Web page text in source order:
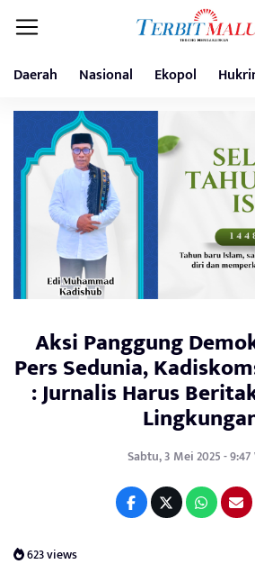
Daerah Nasional Ekopol
Aksi Panggung
Pers Sedunia,
: Jurnalis Harus
Sabtu, 3 Mei 2025 - 9:47
623 views